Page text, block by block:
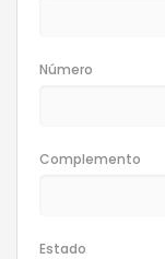
Número
Complemento
Estado